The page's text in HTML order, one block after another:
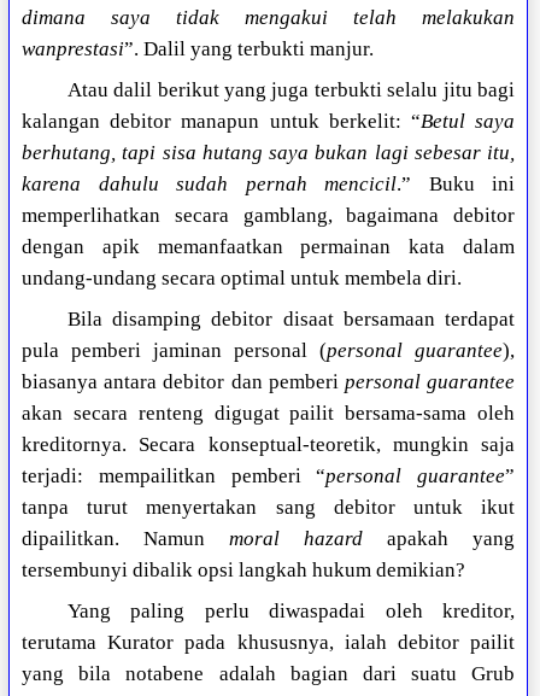
dimana saya tidak mengakui telah melakukan
wanprestasi”. Dalil yang terbukti manjur.
Atau dalil berikut yang juga terbukti selalu jitu bagi
kalangan debitor manapun untuk berkelit: “Betul saya
berhutang, tapi sisa hutang saya bukan lagi sebesar itu,
karena dahulu sudah pernah mencicil.” Buku ini
memperlihatkan secara gamblang, bagaimana debitor
dengan apik memanfaatkan permainan kata dalam
undang-undang secara optimal untuk membela diri.
Bila disamping debitor disaat bersamaan terdapat
pula pemberi jaminan personal (personal guarantee),
biasanya antara debitor dan pemberi personal guarantee
akan secara renteng digugat pailit bersama-sama oleh
kreditornya. Secara konseptual-teoretik, mungkin saja
terjadi: mempailitkan pemberi “personal guarantee”
tanpa turut menyertakan sang debitor untuk ikut
dipailitkan. Namunmoral hazard apakah yang
tersembunyi dibalik opsi langkah hukum demikian?
Yang paling perlu diwaspadai oleh kreditor,
terutama Kurator pada khususnya, ialah debitor pailit
yang bila notabene adalah bagian dari suatu Grub